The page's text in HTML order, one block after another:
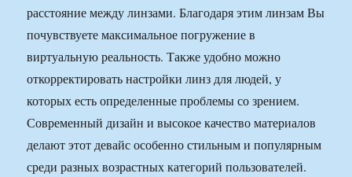
расстояние между линзами. Благодаря этим линзам Вы
почувствуете максимальное погружение в
виртуальную реальность. Также удобно можно
откорректировать настройки линз для людей, у
которых есть определенные проблемы со зрением.
Современный дизайн и высокое качество материалов
делают этот девайс особенно стильным и популярным
среди разных возрастных категорий пользователей.